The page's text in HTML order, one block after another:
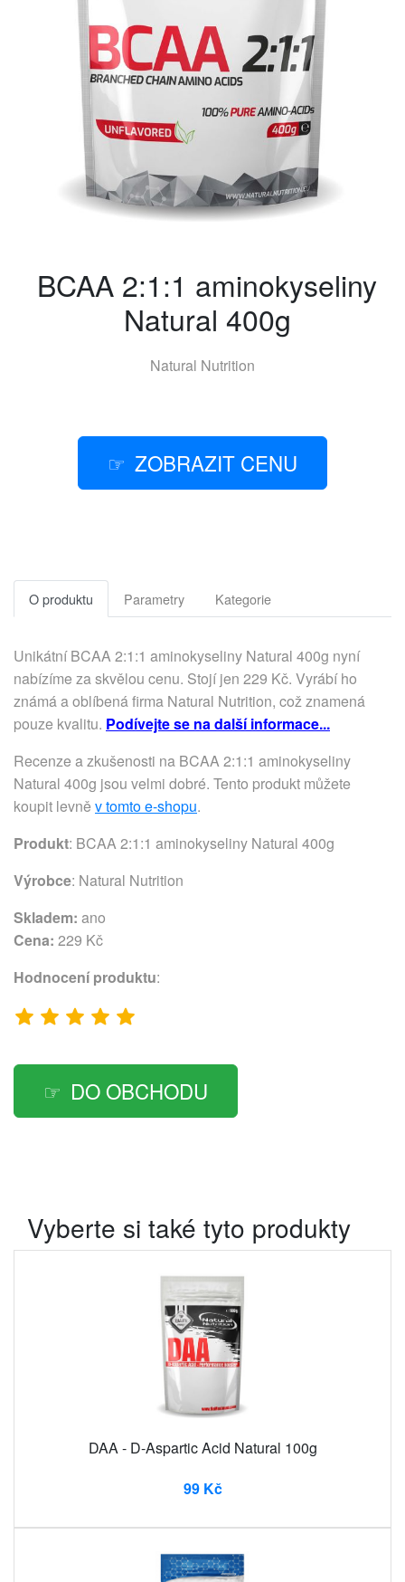
BCAA 2:1:1 aminokyseliny
Natural 400g
Natural Nutrition
ZOBRAZIT CENU
O produktu Parametry Kategorie
Unikátní BCAA 2:1:1 aminokyseliny Natural 400g nyní
nabízíme za skvělou cenu. Stojí jen 229 Kč. Vyrábí ho
známá a oblíbená firma Natural Nutrition, což znamená
pouze kvalitu. Podívejte se na další informace...
Recenze a zkušenosti na BCAA 2:1:1 aminokyseliny
Natural 400g jsou velmi dobré. Tento produkt můžete
koupit levně v tomto e-shopu.
Produkt: BCAA 2:1:1 aminokyseliny Natural 400g
Výrobce: Natural Nutrition
Skladem: ano
Cena: 229 Kč
Hodnocení produktu:
DO OBCHODU
Vyberte si také tyto produkty
DAA - D-Aspartic Acid Natural 100g
99 Kč